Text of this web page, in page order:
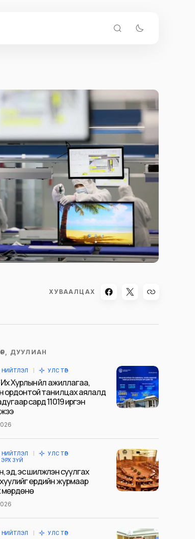
ХУВААЛЦАХ
ДУУЛИАН
НИЙТЛЭЛ УЛС ТӨР
Хурлын үйл ажиллагаа,
ордонтой танилцах аялалд
сард 11019 иргэн
НИЙТЛЭЛ
УЛС ТӨР
ЗҮЙ
эд, эс шилжүүлэн суулгах
ердийн журмаар
мөрдөнө
НИЙТЛЭЛ УЛС ТӨР